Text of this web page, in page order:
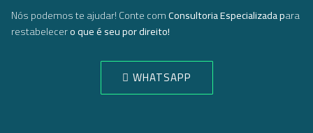
Nós podemos te ajudar! Conte comConsultoria Especializada para
restabelecero que é seu por direito!
WHATSAPP